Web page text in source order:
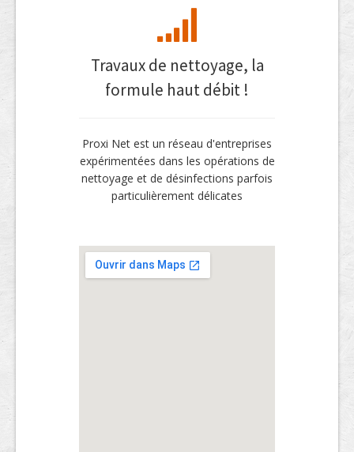
Travaux de nettoyage, la
formule haut débit !
Proxi Net est un réseau d'entreprises
expérimentées dans les opérations de
nettoyage et de désinfections parfois
particulièrement délicates